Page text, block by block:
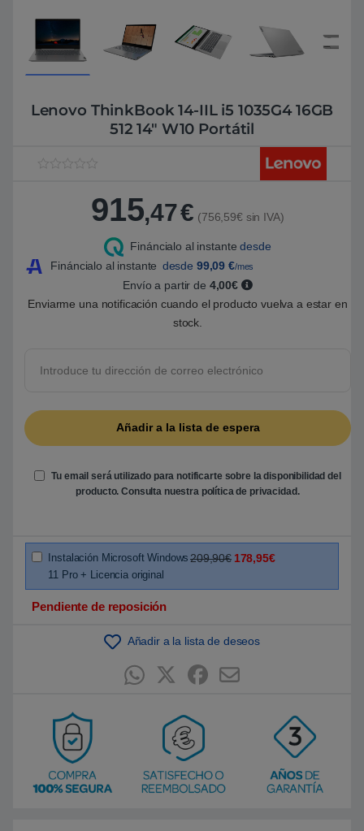
Lenovo ThinkBook 14-IIL i5 1035G4 16GB
512 14″ W10 Portátil
o
5
0
5
s
c
i
d
e
c
915,47€ (756,59€ sin IVA)
Fináncialo al instante desde
Fináncialo al instante desde 99,09 €/mes
Envío a partir de 4,00€
Enviarme una notificación cuando el producto vuelva a estar en
stock.
Tu email será utilizado para notificarte sobre la disponibilidad del
producto. Consulta nuestra política de privacidad.
Instalación Microsoft Windows
11 Pro + Licencia original
209,90€ 178,95€
Pendiente de reposición
Añadir a la lista de deseos